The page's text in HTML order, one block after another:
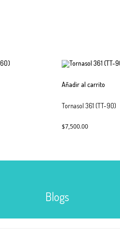
Añadir al carrito
Tornasol 361 (TT-90)
$7,500.00
Blogs